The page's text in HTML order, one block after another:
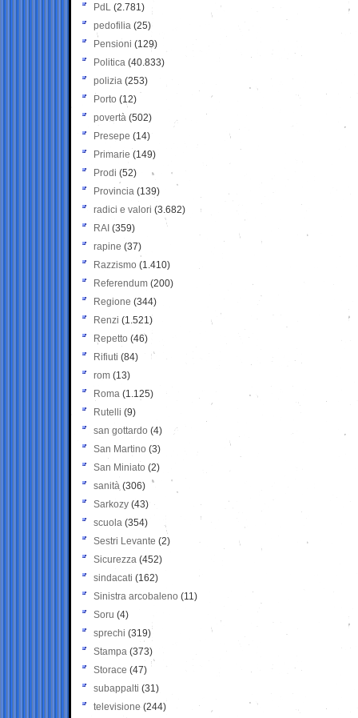
PdL (2.781)
pedofilia (25)
Pensioni (129)
Politica (40.833)
polizia (253)
Porto (12)
povertà (502)
Presepe (14)
Primarie (149)
Prodi (52)
Provincia (139)
radici e valori (3.682)
RAI (359)
rapine (37)
Razzismo (1.410)
Referendum (200)
Regione (344)
Renzi (1.521)
Repetto (46)
Rifiuti (84)
rom (13)
Roma (1.125)
Rutelli (9)
san gottardo (4)
San Martino (3)
San Miniato (2)
sanità (306)
Sarkozy (43)
scuola (354)
Sestri Levante (2)
Sicurezza (452)
sindacati (162)
Sinistra arcobaleno (11)
Soru (4)
sprechi (319)
Stampa (373)
Storace (47)
subappalti (31)
televisione(244)